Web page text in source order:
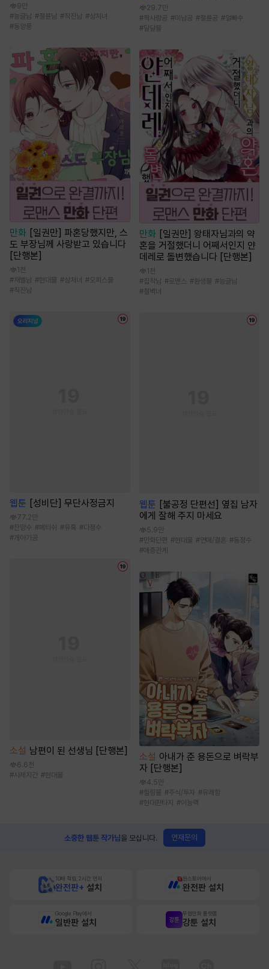
9만
#능글남 #절륜남 #직진남 #상처녀
#동양풍
만화 [일권만] 파혼당했지만, 스
도 부장님께 사랑받고 있습니다
[단행본]
1천
# 재벌남 #현대물 #상처녀 #오피스물
#직진남
웹툰 [성비단] 무단사정금지
77.2만
#잔망수 #페티쉬 #유혹 #다정수
# 개아가공
소설 남편이 된 선생님 [단행본]
6.6천
#사제지간 #현대물
29.7만
#짝사랑공 #미남공 #절륜공 #얼빠수
#달달물
만화
[일권만] 왕태자님과의 약
혼을 거절했더니 어째서인지 얀
데레로 돌변했습니다 [단행본]
1천
#집착남 #로맨스 #환생물 #능글남
#철벽녀
웹툰
[불공정 단편선] 옆집 남자
에게 잘해 주지 마세요
5.9만
#만화단편 #현대물 #연애/결혼 #동정수
#애증관계
소설 아내가 준 용돈으로 벼락부
자 [단행본]
4.5만
#힐링물 #주식/투자 #유쾌함
#현대판타지 #이능력
소중한 웹툰 작가님을 모십니다. 연재문의
10배 적립, 2시간 먼저
완전판+ 설치
원스토어에서
완전판 설치
Google Play에서
일반판 설치
무협만화 플랫폼
강툰 설치